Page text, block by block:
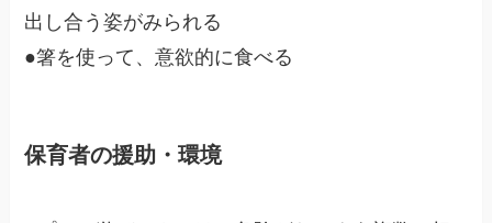
出し合う姿がみられる
●箸を使って、意欲的に食べる
保育者の援助・環境